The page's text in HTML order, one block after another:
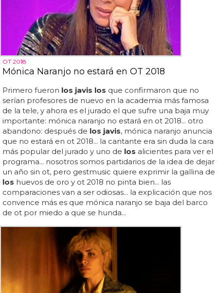
OT 2018
Mónica Naranjo no estará en OT 2018
Primero fueron los javis los que confirmaron que no
serían profesores de nuevo en la academia más famosa
de la tele, y ahora es el jurado el que sufre una baja muy
importante: mónica naranjo no estará en ot 2018... otro
abandono: después de los javis, mónica naranjo anuncia
que no estará en ot 2018... la cantante era sin duda la cara
más popular del jurado y uno de los alicientes para ver el
programa... nosotros somos partidarios de la idea de dejar
un año sin ot, pero gestmusic quiere exprimir la gallina de
los huevos de oro y ot 2018 no pinta bien... las
comparaciones van a ser odiosas... la explicación que nos
convence más es que mónica naranjo se baja del barco
de ot por miedo a que se hunda...